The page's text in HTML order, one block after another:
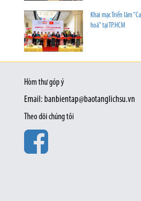
Khai mạc Triển lãm
hoá" tại TP.HCM
Hòm thư góp ý
Email: banbientap@baotanglichsu.vn
Theo dõi chúng tôi